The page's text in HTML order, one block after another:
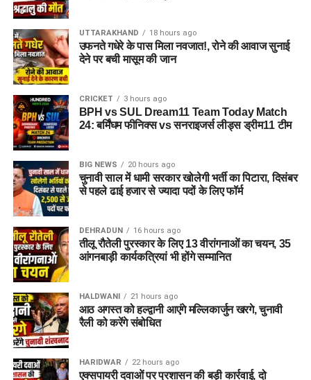
UTTARAKHAND 18 hours ago
उफनते गधेरे के पास मिला नवजात!, रोने की आवाज सुनाई
देने पर बची मासूम की जान
CRICKET 3 hours ago
BPH vs SUL Dream11 Team Today Match
24: बर्मिंघम फीनिक्स vs सनराइजर्स लीड्स ड्रीम11 टीम
BIG NEWS 20 hours ago
चुनावी साल में धामी सरकार खोलेगी भर्ती का पिटारा, दिसंबर
से पहले ढाई हजार से ज्यादा पदों के लिए फॉर्म
DEHRADUN 16 hours ago
तीलू रौतेली पुरस्कार के लिए 13 वीरांगनाओं का चयन, 35
आंगनबाड़ी कार्यकत्रियां भी होंगे सम्मानित
HALDWANI 21 hours ago
आठ अगस्त को हल्द्वानी आएंगे मल्लिकार्जुन खरगे, चुनावी
रैली को करेंगे संबोधित
HARIDWAR 22 hours ago
एक्सपायरी दवाओं पर प्रशासन की बड़ी कार्रवाई, दो